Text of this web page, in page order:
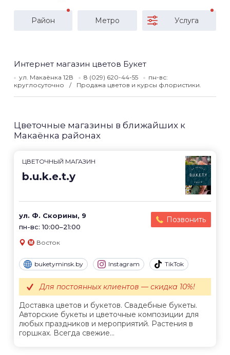
Район Метро Услуга
Интернет магазин цветов Букет
ул. Макаёнка 12В 8 (029) 620-44-55
пн-вс:
круглосуточно
Продажа цветов и курсы флористики.
Цветочные магазины в ближайших к
Макаёнка районах
ЦВЕТОЧНЫЙ МАГАЗИН
b.u.k.e.t.y
ул. Ф. Скорины, 9
пн-вс: 10:00–21:00
Позвонить
Восток
buketyminsk.by Instagram TikTok
Доставка цветов и букетов. Свадебные букеты.
Авторские букеты и цветочные композиции для
любых праздников и мероприятий. Растения в
горшках. Всегда свежие...
Для постоянных клиентов — скидка 10%!